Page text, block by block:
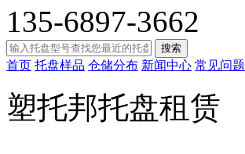
135-6897-3662
搜索
首页 托盘样品 仓储分布 新闻中心 常见问题
塑托邦托盘租赁